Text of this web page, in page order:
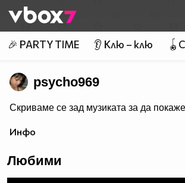
👾
🎉 PARTY TIME 👂 Клю – клю
psycho969
Скриваме се зад музиката за да
Инфо
Любими